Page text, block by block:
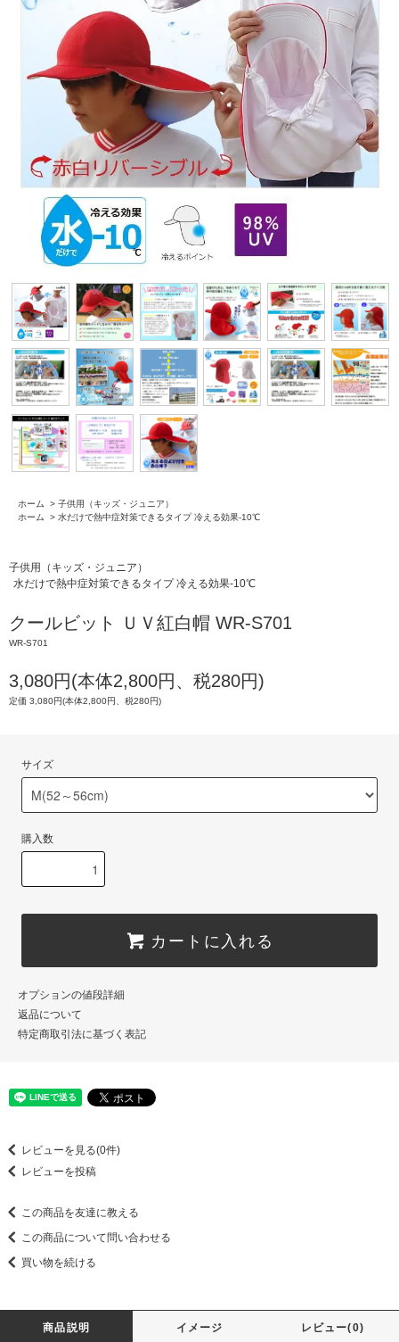
ホーム > 子供用（キッズ・ジュニア）
ホーム
> 水だけで熱中症対策できるタイプ 冷える効果-10℃
子供用（キッズ・ジュニア）
水だけで熱中症対策できるタイプ 冷える効果-10℃
クールビット ＵＶ紅白帽 WR-S701
WR-S701
3,080円(本体2,800円、税280円)
定価 3,080円(本体2,800円、税280円)
サイズ
購入数
カートに入れる
オプションの値段詳細
返品について
特定商取引法に基づく表記
レビューを見る(0件)
レビューを投稿
この商品を友達に教える
この商品について問い合わせる
買い物を続ける
商品説明 イメージ レビュー(0)